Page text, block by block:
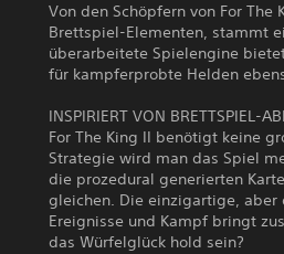
Von den Schöpfern von For
Brettspiel-Elementen, stammt
überarbeitete Spielengine
für kampferprobte Helden
INSPIRIERT VON BRETTSPIEL-
For The King II benötigt keine
Strategie wird man das Spiel
die prozedural generierten
gleichen. Die einzigartige, aber
Ereignisse und Kampf bringt
das Würfelglück hold sein?